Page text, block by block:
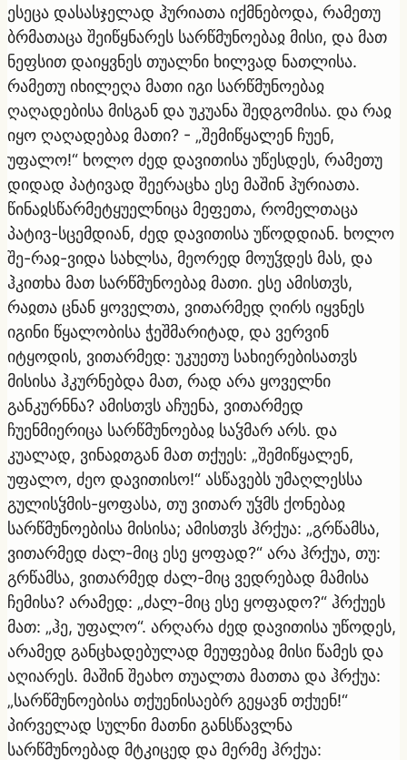
ესეცა დასასჯელად ჰურიათა იქმნებოდა, რამეთუ
ბრმათაცა შეიწყნარეს სარწმუნოებაჲ მისი, და მათ
ნეფსით დაიყვნეს თუალნი ხილვად ნათლისა.
რამეთუ იხილეღა მათი იგი სარწმუნოებაჲ
ღაღადებისა მისგან და უკუანა შედგომისა. და რაჲ
იყო ღაღადებაჲ მათი? - „შემიწყალენ ჩუენ,
უფალო!“ ხოლო ძედ დავითისა უწესდეს, რამეთუ
დიდად პატივად შეერაცხა ესე მაშინ ჰურიათა.
წინაჲსწარმეტყუელნიცა მეფეთა, რომელთაცა
პატივ-სცემდიან, ძედ დავითისა უწოდდიან. ხოლო
შე-რაჲ-ვიდა სახლსა, მეორედ მოუჴდეს მას, და
ჰკითხა მათ სარწმუნოებაჲ მათი. ესე ამისთჳს,
რაჲთა ცნან ყოველთა, ვითარმედ ღირს იყვნეს
იგინი წყალობისა ჭეშმარიტად, და ვერვინ
იტყოდის, ვითარმედ: უკუეთუ სახიერებისათჳს
მისისა ჰკურნებდა მათ, რად არა ყოველნი
განკურნნა? ამისთჳს აჩუენა, ვითარმედ
ჩუენმიერიცა სარწმუნოებაჲ საჴმარ არს. და
კუალად, ვინაჲთგან მათ თქუეს: „შემიწყალენ,
უფალო, ძეო დავითისო!“ ასწავებს უმაღლესსა
გულისჴმის-ყოფასა, თუ ვითარ უჴმს ქონებაჲ
სარწმუნოებისა მისისა; ამისთჳს ჰრქუა: „გრწამსა,
ვითარმედ ძალ-მიც ესე ყოფად?“ არა ჰრქუა, თუ:
გრწამსა, ვითარმედ ძალ-მიც ვედრებად მამისა
ჩემისა? არამედ: „ძალ-მიც ესე ყოფადო?“ ჰრქუეს
მათ: „ჰე, უფალო“. არღარა ძედ დავითისა უწოდეს,
არამედ განცხადებულად მეუფებაჲ მისი წამეს და
აღიარეს. მაშინ შეახო თუალთა მათთა და ჰრქუა:
„სარწმუნოებისა თქუენისაებრ გეყავნ თქუენ!“
პირველად სულნი მათნი განსწავლნა
სარწმუნოებად მტკიცედ და მერმე ჰრქუა: